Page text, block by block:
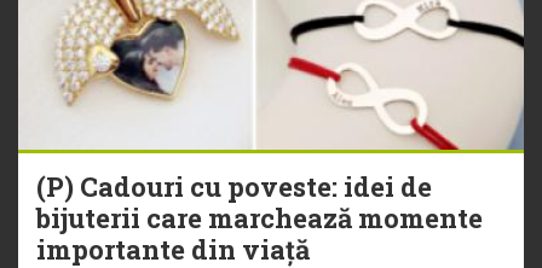
(P) Cadouri cu poveste: idei de
bijuterii care marchează momente
importante din viață